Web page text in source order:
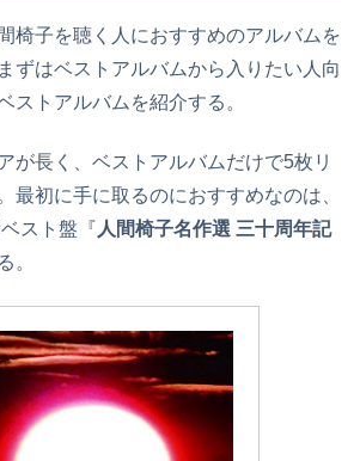
椅子を聴く人におすすめのアルバムを
ずはベストアルバムから入りたい人向
ストアルバムを紹介する。
が長く、ベストアルバムだけで5枚リ
最初に手に取るのにおすすめなのは、
スト盤『 人間椅子名作選 三十周年記
。